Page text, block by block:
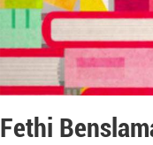
Fethi